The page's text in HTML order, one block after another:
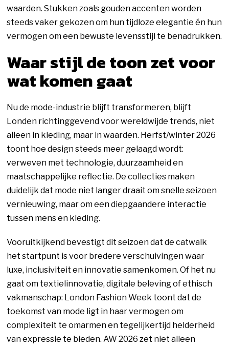
waarden. Stukken zoals gouden accenten worden
steeds vaker gekozen om hun tijdloze elegantie én hun
vermogen om een bewuste levensstijl te benadrukken.
Waar stijl de toon zet voor
wat komen gaat
Nu de mode-industrie blijft transformeren, blijft
Londen richtinggevend voor wereldwijde trends, niet
alleen in kleding, maar in waarden. Herfst/winter 2026
toont hoe design steeds meer gelaagd wordt:
verweven met technologie, duurzaamheid en
maatschappelijke reflectie. De collecties maken
duidelijk dat mode niet langer draait om snelle seizoen
vernieuwing, maar om een diepgaandere interactie
tussen mens en kleding.
Vooruitkijkend bevestigt dit seizoen dat de catwalk
het startpunt is voor bredere verschuivingen waar
luxe, inclusiviteit en innovatie samenkomen. Of het nu
gaat om textielinnovatie, digitale beleving of ethisch
vakmanschap: London Fashion Week toont dat de
toekomst van mode ligt in haar vermogen om
complexiteit te omarmen en tegelijkertijd helderheid
van expressie te bieden. AW 2026 zet niet alleen